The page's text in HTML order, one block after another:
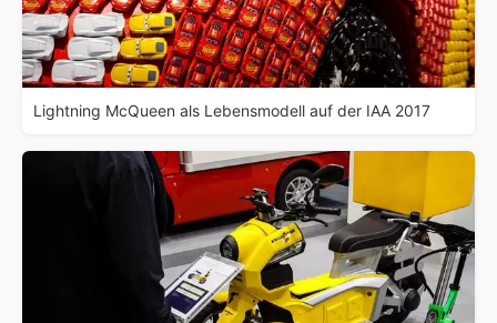
Lightning McQueen als Lebensmodell auf der IAA 2017